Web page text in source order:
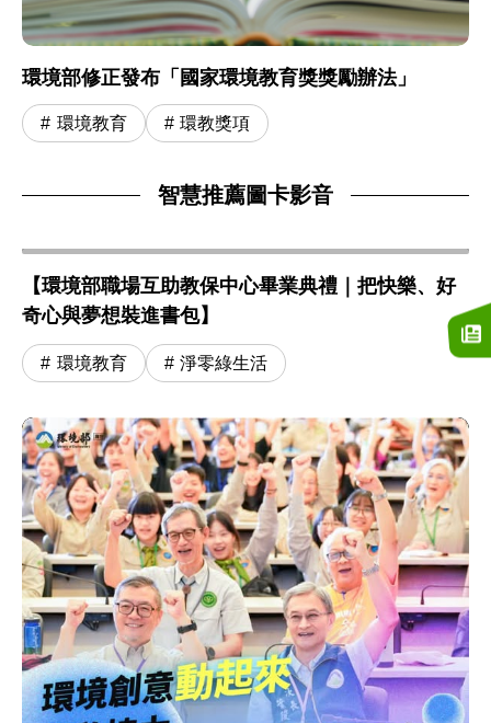
環境部修正發布「國家環境教育獎獎勵辦法」
環境教育 環教獎項
智慧推薦圖卡影音
【環境部職場互助教保中心畢業典禮｜把快樂、好
奇心與夢想裝進書包】
環境教育 淨零綠生活